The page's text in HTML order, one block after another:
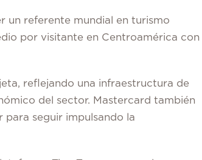
un referente mundial en turismo
por visitante en Centroamérica con
reflejando una infraestructura de
del sector. Mastercard también
seguir impulsando la